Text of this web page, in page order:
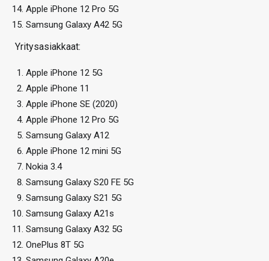
Apple iPhone 12 Pro 5G
Samsung Galaxy A42 5G
Yritysasiakkaat:
Apple iPhone 12 5G
Apple iPhone 11
Apple iPhone SE (2020)
Apple iPhone 12 Pro 5G
Samsung Galaxy A12
Apple iPhone 12 mini 5G
Nokia 3.4
Samsung Galaxy S20 FE 5G
Samsung Galaxy S21 5G
Samsung Galaxy A21s
Samsung Galaxy A32 5G
OnePlus 8T 5G